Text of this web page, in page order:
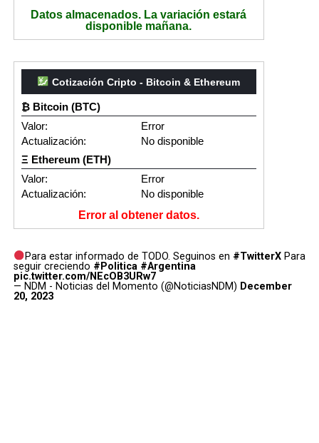
Datos almacenados. La variación estará
disponible mañana.
Cotización Cripto - Bitcoin & Ethereum
₿ Bitcoin (BTC)
Valor:
Error
Actualización:
No disponible
Ξ Ethereum (ETH)
Valor:
Error
Actualización:
No disponible
Error al obtener datos.
Para estar informado de TODO. Seguinos en #TwitterX Para
seguir creciendo #Politica #Argentina
pic.twitter.com/NEcOB3URw7
— NDM - Noticias del Momento (@NoticiasNDM) December
20, 2023